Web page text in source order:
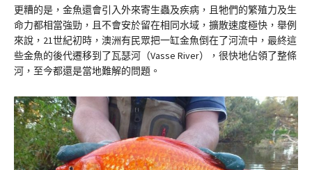
更糟的是，金魚還會引入外來寄生蟲及疾病，且牠們的繁殖力及生
命力都相當強勁，且不會安於留在相同水域，擴散速度極快，舉例
來說，21世紀初時，澳洲有民眾把一缸金魚倒在了河流中，最終這
些金魚的後代遷移到了瓦瑟河（Vasse River），很快地佔領了整條
河，至今都還是當地難解的問題。